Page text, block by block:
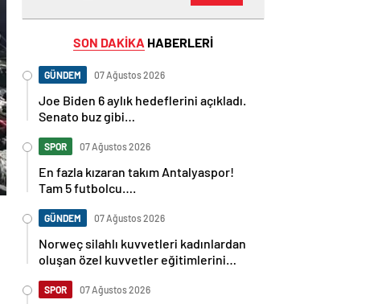
SON DAKİKA HABERLERİ
GÜNDEM 07 Ağustos 2026
Joe Biden 6 aylık hedeflerini açıkladı.
Senato buz gibi…
SPOR 07 Ağustos 2026
En fazla kızaran takım Antalyaspor!
Tam 5 futbolcu….
GÜNDEM 07 Ağustos 2026
Norweç silahlı kuvvetleri kadınlardan
oluşan özel kuvvetler eğitimlerini
SPOR 07 Ağustos 2026